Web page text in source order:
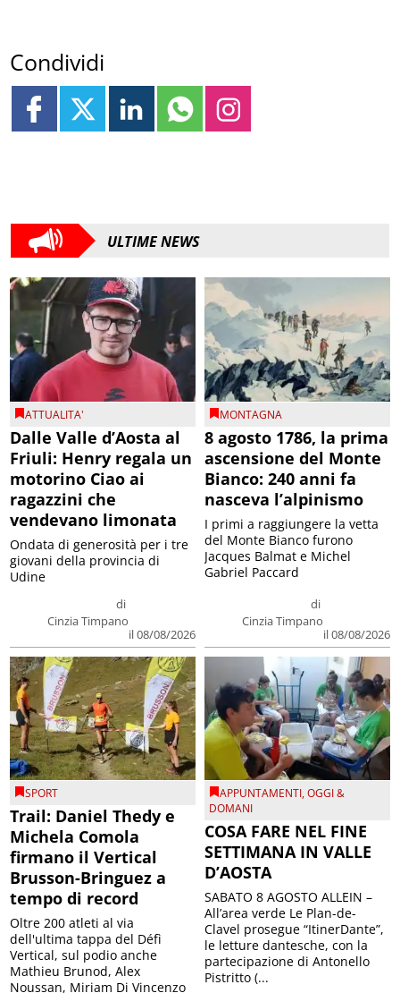
Condividi
ULTIME NEWS
ATTUALITA'
Dalle Valle d’Aosta al
Friuli: Henry regala un
motorino Ciao ai
ragazzini che
vendevano limonata
di
Cinzia Timpano
il 08/08/2026
Ondata di generosità per i tre
giovani della provincia di
Udine
MONTAGNA
8 agosto 1786, la prima
ascensione del Monte
Bianco: 240 anni fa
nasceva l’alpinismo
di
Cinzia Timpano
il 08/08/2026
I primi a raggiungere la vetta
del Monte Bianco furono
Jacques Balmat e Michel
Gabriel Paccard
SPORT
Trail: Daniel Thedy e
Michela Comola
firmano il Vertical
Brusson-Bringuez a
tempo di record
Oltre 200 atleti al via
dell'ultima tappa del Défì
Vertical, sul podio anche
Mathieu Brunod, Alex
Noussan, Miriam Di Vincenzo
APPUNTAMENTI,OGGI &
DOMANI
COSA FARE NEL FINE
SETTIMANA IN VALLE
D’AOSTA
SABATO 8 AGOSTO ALLEIN –
All’area verde Le Plan-de-
Clavel prosegue “ItinerDante”,
le letture dantesche, con la
partecipazione di Antonello
Pistritto (...